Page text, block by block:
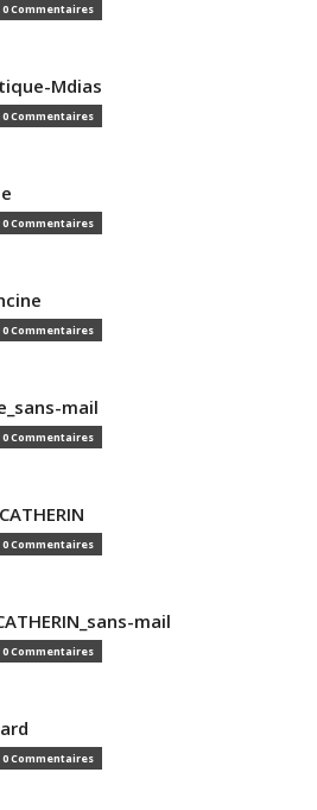
0 Commentaires
Mdias
0 Commentaires
0 Commentaires
0 Commentaires
mail
0 Commentaires
0 Commentaires
mail
0 Commentaires
0 Commentaires